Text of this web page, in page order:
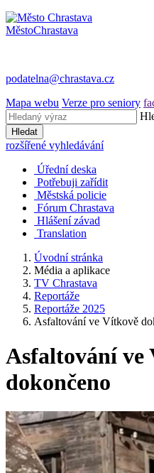
MěstoChrastava
podatelna@chrastava.cz
Mapa webu Verze pro seniory
Hledat
rozšířené vyhledávání
Úřední deska
Potřebuji zařídit
Městská policie
Fórum Chrastava
Hlášení závad
Translation
Úvodní stránka
Média a aplikace
TV Chrastava
Reportáže
Reportáže 2025
Asfaltování ve Vítkově
Asfaltování ve
dokončeno